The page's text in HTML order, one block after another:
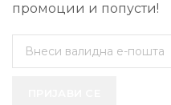
промоции и попусти!